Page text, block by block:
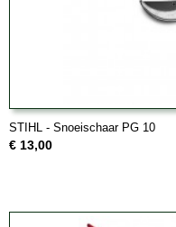
STIHL - Snoeischaar PG 10
€ 13,00